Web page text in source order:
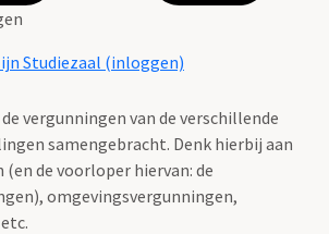
Studiezaal (inloggen)
vergunningen van de verschillende
samengebracht. Denk hierbij aan
de voorloper hiervan: de
omgevingsvergunningen,